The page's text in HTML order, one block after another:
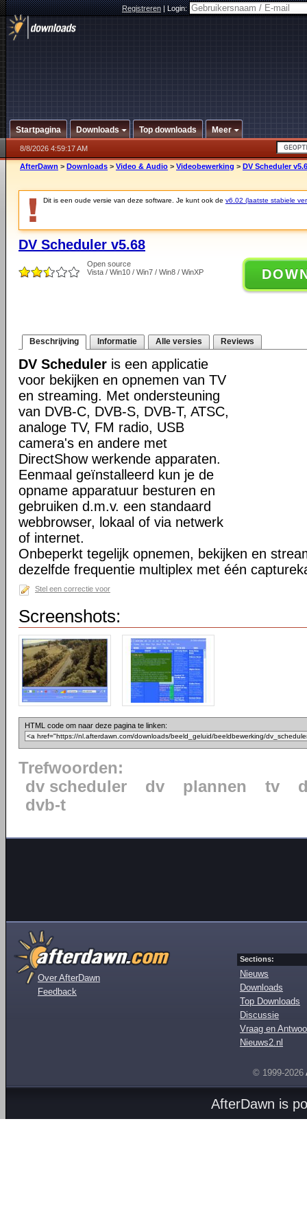
Registreren|Login:
Startpagina Downloads Top downloads Meer
8/8/2026 4:59:17 AM
AfterDawn > Downloads > Video & Audio > Videobewerking > DV Scheduler
Dit is een oude versie van deze software. Je kunt ook de v6.02 (laatste stabiele
DV Scheduler v5.68
Open source
Vista / Win10 / Win7 / Win8 / WinXP
Beschrijving Informatie Alle versies Reviews
DV Scheduler is een applicatie
voor bekijken en opnemen van TV
en streaming. Met ondersteuning
van DVB-C, DVB-S, DVB-T, ATSC,
analoge TV, FM radio, USB
camera's en andere met
DirectShow werkende apparaten.
Eenmaal geïnstalleerd kun je de
opname apparatuur besturen en
gebruiken d.m.v. een standaard
webbrowser, lokaal of via netwerk
of internet.
Onbeperkt tegelijk opnemen, bekijken en
dezelfde frequentie multiplex met één
Stel een correctie voor
Screenshots:
HTML code om naar deze pagina te linken:
Trefwoorden:
dv scheduler
dv plannen tv
dvb-t
Over AfterDawn
Feedback
Sections:
Nieuws
Downloads
Top Downloads
Discussie
Vraag en
Nieuws2.nl
© 1999-2026
AfterDawn is